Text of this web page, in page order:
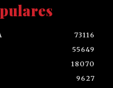
73116
55649
18070
9627